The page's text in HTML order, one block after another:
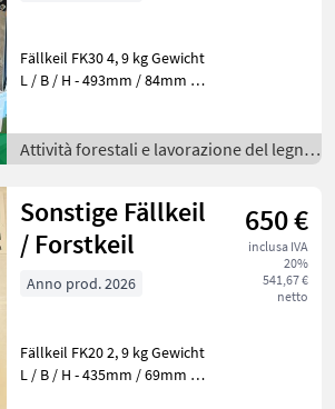
Fällkeil FK30 4, 9 kg Gewicht
L / B / H - 493mm / 84mm /
Schlagschrauber bis
1700Nm Spreizkraft 30to ¾
Attività forestali e lavorazione del legno
/
Sonstige Fällkeil
/ Forstkeil
650 €
inclusa IVA
20%
541,67 €
netto
Anno prod. 2026
Fällkeil FK20 2, 9 kg Gewicht
L / B / H - 435mm / 69mm /